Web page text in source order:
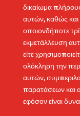
δικαίωμα
αυτών, καθώς
οποιονδήποτε
εκμετάλλευση
είτε
ολόκληρη την
αυτών,
παρατάσεων και
εφόσον είναι